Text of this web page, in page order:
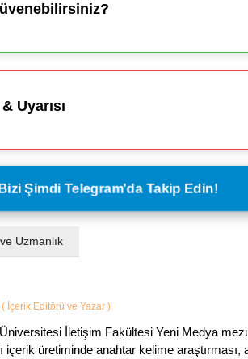
Uyarısı
Bizi Şimdi Telegram'da Takip Edin!
Uzmanlık
( İçerik Editörü ve Yazar )
İletişim Fakültesi Yeni Medya
içerik üretiminde anahtar kelime